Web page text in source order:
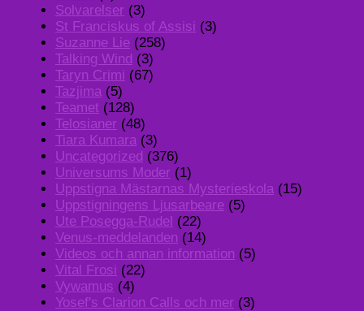
Solvarelser (3)
St Franciskus of Assisi (3)
Suzanne Lie (258)
Talking Wind (3)
Taryn Crimi (67)
Tazjima (5)
Teamet (128)
Telosianer (48)
Tiara Kumara (3)
Uncategorized (376)
Universums Moder (1)
Uppstigna Mästarnas Mysterieskola (15)
Uppstigningens Ljusarbeare (5)
Ute Posegga-Rudel (22)
Venus-meddelanden (14)
Videos och annan information (5)
Vital Frosi (22)
Vywamus (4)
Yosef's Clarion Calls och mer (3)